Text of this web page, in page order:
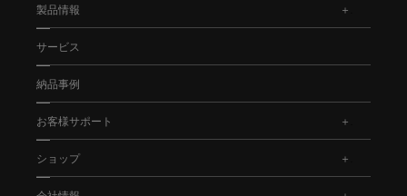
製品情報
サービス
納品事例
お客様サポート
ショップ